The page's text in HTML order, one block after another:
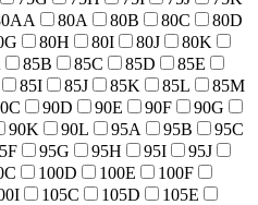
80A 80B 80C
80D
80H 80I 80J
80K
85B 85C 85D
85E
85I 85J 85K 85L
85M
90D 90E 90F
90G
90K 90L 95A 95B
95C
95G 95H 95I
95J
100D 100E
100F
105C 105D
105E